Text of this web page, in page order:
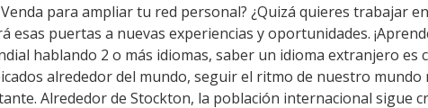
para ampliar tu red personal? ¿Quizá quieres trabajar
esas puertas a nuevas experiencias y oportunidades.
hablando 2 o más idiomas, saber un idioma extranjero
alrededor del mundo, seguir el ritmo de nuestro
Alrededor de Stockton, la población internacional sigue